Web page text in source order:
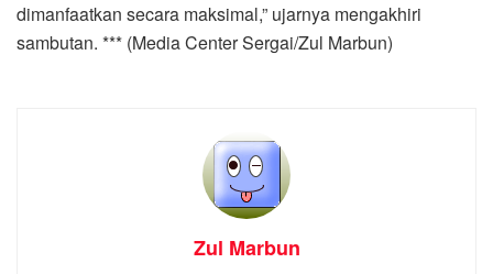
dimanfaatkan secara maksimal,” ujarnya mengakhiri
sambutan. *** (Media Center Sergai/Zul Marbun)
Zul Marbun